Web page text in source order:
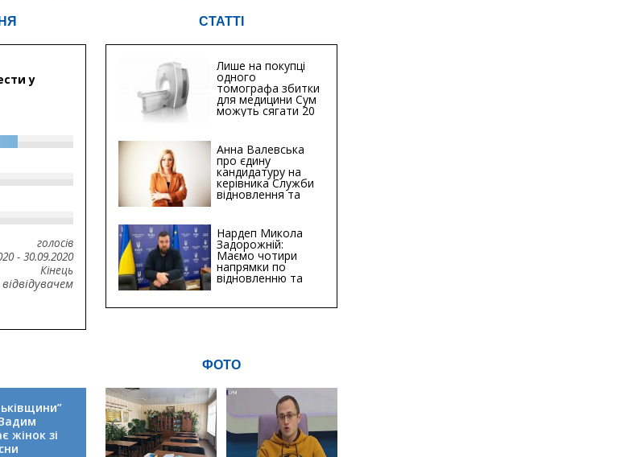
у
голосів
- 30.09.2020
Кінець
СТАТТІ
Лише на покупці
одного
томографа збитки
для медицини Сум
можуть сягати 20
мільйонів гривень
Анна Валевська
про єдину
кандидатуру на
керівника Служби
відновлення та
інфраструктури у
Хіба...
Нардеп Микола
Задорожній:
Маємо чотири
напрямки по
відновленню та
будівництву
інфраструктури
жінок зі
ФОТО